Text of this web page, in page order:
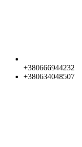
+380666944232
+380634048507